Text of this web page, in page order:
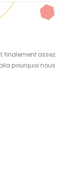
finalement assez
pourquoi nous